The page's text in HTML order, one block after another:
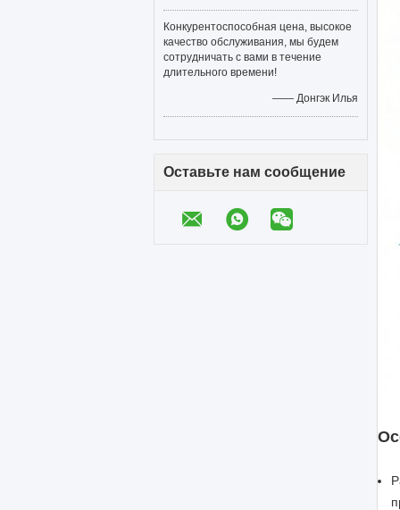
Конкурентоспособная цена, высокое
качество обслуживания, мы будем
сотрудничать с вами в течение
длительного времени!
—— Донгэк Илья
Оставьте нам сообщение